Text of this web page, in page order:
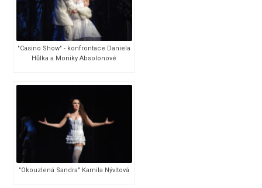
"Casino Show" - konfrontace Daniela
Hůlka a Moniky Absolonové
"Okouzlená Sandra" Kamila Nývltová